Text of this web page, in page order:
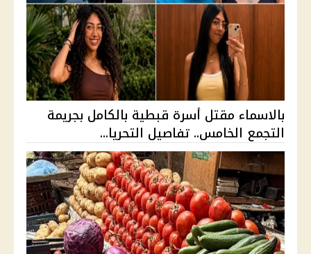
بالاسماء مقتل أسرة قبطية بالكامل بجريمة
التجمع الخامس.. تفاصيل التحريا...